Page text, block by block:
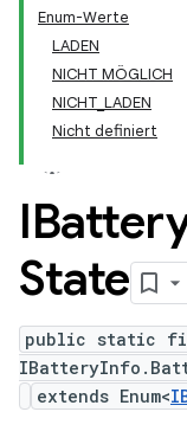
Enum-Werte
LADEN
NICHT MÖGLICH
NICHT_LADEN
Nicht definiert
State
public static
extends Enum<